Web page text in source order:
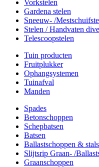
Vorkstelen
Gardena stelen
Sneeuw- /
Stelen / Handvaten
Telescoopstelen
Tuin producten
Fruitplukker
Ophangsystemen
Tuinafval
Manden
Spades
Betonschoppen
Schepbatsen
Batsen
Ballastschoppen &
Slijtsrip Graan- /
Graanschoppen